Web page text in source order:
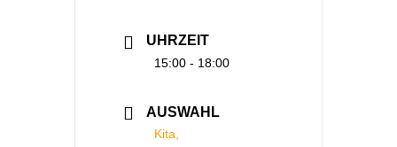
UHRZEIT
15:00 - 18:00
AUSWAHL
Kita,